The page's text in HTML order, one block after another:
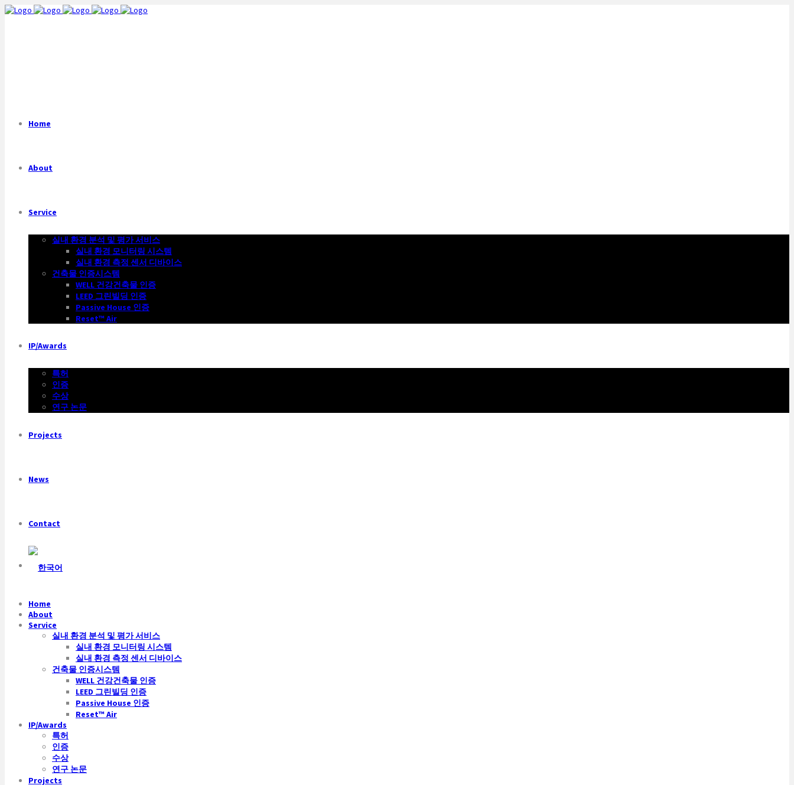
Home
About
Service
실내 환경 분석 및 평가 서비스
실내 환경 모니터링 시스템
실내 환경 측정 센서 디바이스
건축물 인증시스템
WELL 건강건축물 인증
LEED 그린빌딩 인증
Passive House 인증
Reset™ Air
IP/Awards
특허
인증
수상
연구 논문
Projects
News
Contact
Home
About
Service
실내 환경 분석 및 평가 서비스
실내 환경 모니터링 시스템
실내 환경 측정 센서 디바이스
건축물 인증시스템
WELL 건강건축물 인증
LEED 그린빌딩 인증
Passive House 인증
Reset™ Air
IP/Awards
특허
인증
수상
연구 논문
Projects